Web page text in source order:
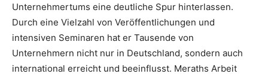
Unternehmertums eine deutliche Spur hinterlassen.
Durch eine Vielzahl von Veröffentlichungen und
intensiven Seminaren hat er Tausende von
Unternehmern nicht nur in Deutschland, sondern auch
international erreicht und beeinflusst. Meraths Arbeit